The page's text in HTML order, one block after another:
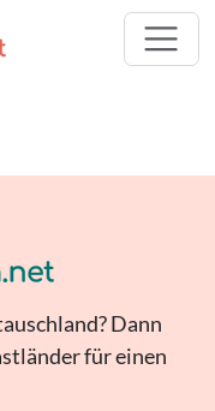
Dann
für einen